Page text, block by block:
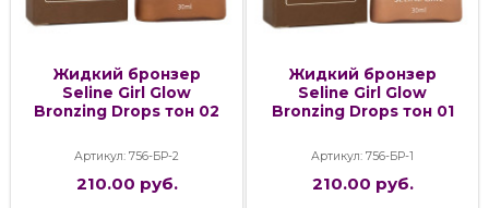
Жидкий бронзер
Seline Girl Glow
Bronzing Drops тон 02
Артикул: 756-БР-2
210.00 руб.
Жидкий бронзер
Seline Girl Glow
Bronzing Drops тон 01
Артикул: 756-БР-1
210.00 руб.